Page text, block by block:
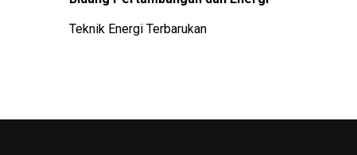
Teknik Energi Terbarukan